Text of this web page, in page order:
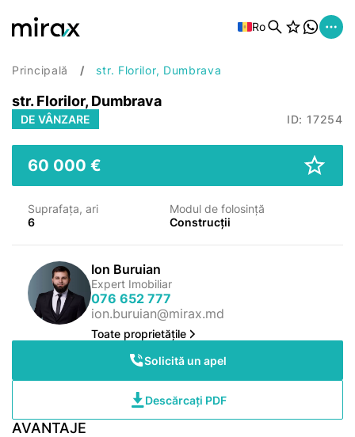
Ro
Principală str. Florilor, Dumbrava
str. Florilor, Dumbrava
DE VÂNZARE ID: 17254
60 000 €
Suprafața, ari
6
Modul de folosință
Construcții
Ion Buruian
Expert Imobiliar
076 652 777
ion.buruian@mirax.md
Toate proprietățile
Solicită un apel
Descărcați PDF
AVANTAJE